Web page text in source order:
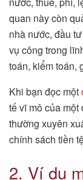
quan này còn
nhà nước, đầu
vụ công trong
toán, kiểm toán,
Khi bạn đọc một
tế vĩ mô của một
thường xuyên
chính sách tiền
2. Ví dụ